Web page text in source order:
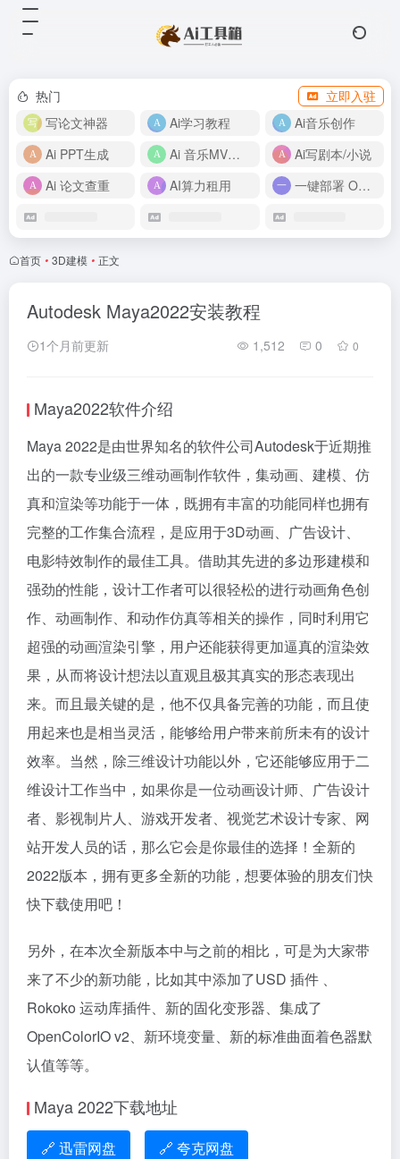
热门
立即入驻
写论文神器
Ai学习教程
Ai音乐创作
Ai PPT生成
Ai 音乐MV制作
Ai写剧本/小说
Ai 论文查重
AI算力租用 一键部署 OpenClaw
首页 • 3D建模 • 正文
Autodesk Maya2022安装教程
1个月前更新 1,512 0 0
Maya2022软件介绍
Maya 2022是由世界知名的软件公司Autodesk于近期推
出的一款专业级三维动画制作软件，集动画、建模、仿
真和渲染等功能于一体，既拥有丰富的功能同样也拥有
完整的工作集合流程，是应用于3D动画、广告设计、
电影特效制作的最佳工具。借助其先进的多边形建模和
强劲的性能，设计工作者可以很轻松的进行动画角色创
作、动画制作、和动作仿真等相关的操作，同时利用它
超强的动画渲染引擎，用户还能获得更加逼真的渲染效
果，从而将设计想法以直观且极其真实的形态表现出
来。而且最关键的是，他不仅具备完善的功能，而且使
用起来也是相当灵活，能够给用户带来前所未有的设计
效率。当然，除三维设计功能以外，它还能够应用于二
维设计工作当中，如果你是一位动画设计师、广告设计
者、影视制片人、游戏开发者、视觉艺术设计专家、网
站开发人员的话，那么它会是你最佳的选择！全新的
2022版本，拥有更多全新的功能，想要体验的朋友们快
快下载使用吧！
另外，在本次全新版本中与之前的相比，可是为大家带
来了不少的新功能，比如其中添加了USD 插件 、
Rokoko 运动库插件、新的固化变形器、集成了
OpenColorIO v2、新环境变量、新的标准曲面着色器默
认值等等。
Maya 2022下载地址
🔗 迅雷网盘 🔗 夸克网盘